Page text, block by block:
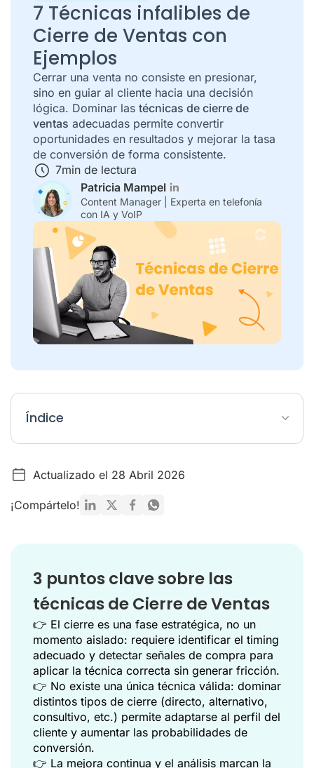
7 Técnicas infalibles de
Cierre de Ventas con
Ejemplos
Cerrar una venta no consiste en presionar,
sino en guiar al cliente hacia una decisión
lógica. Dominar las técnicas de cierre de
ventas adecuadas permite convertir
oportunidades en resultados y mejorar la tasa
de conversión de forma consistente.
7min de lectura
Patricia Mampel
Content Manager | Experta en telefonía
con IA y VoIP
Índice
Tabla: 7 Técnicas de Cierre de Ventas para Profesionales
7 Técnicas de Cierre de Ventas para Profesionales
Hacia un cierre de ventas más eficaz y predecible
Referencias
Actualizado el 28 Abril 2026
¡Compártelo!
3 puntos clave sobre las
técnicas de Cierre de Ventas
👉 El cierre es una fase estratégica, no un
momento aislado: requiere identificar el timing
adecuado y detectar señales de compra para
aplicar la técnica correcta sin generar fricción.
👉 No existe una única técnica válida: dominar
distintos tipos de cierre (directo, alternativo,
consultivo, etc.) permite adaptarse al perfil del
cliente y aumentar las probabilidades de
conversión.
👉 La mejora continua y el análisis marcan la